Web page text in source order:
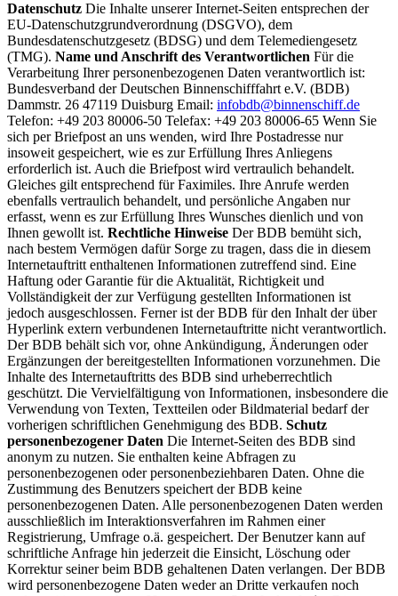
Datenschutz Die Inhalte unserer Internet-Seiten entsprechen der
EU-Datenschutzgrundverordnung (DSGVO), dem
Bundesdatenschutzgesetz (BDSG) und dem Telemediengesetz
(TMG). Name und Anschrift des Verantwortlichen Für die
Verarbeitung Ihrer personenbezogenen Daten verantwortlich ist:
Bundesverband der Deutschen Binnenschifffahrt e.V. (BDB)
Dammstr. 26 47119 Duisburg Email: infobdb@binnenschiff.de
Telefon: +49 203 80006-50 Telefax: +49 203 80006-65 Wenn Sie
sich per Briefpost an uns wenden, wird Ihre Postadresse nur
insoweit gespeichert, wie es zur Erfüllung Ihres Anliegens
erforderlich ist. Auch die Briefpost wird vertraulich behandelt.
Gleiches gilt entsprechend für Faximiles. Ihre Anrufe werden
ebenfalls vertraulich behandelt, und persönliche Angaben nur
erfasst, wenn es zur Erfüllung Ihres Wunsches dienlich und von
Ihnen gewollt ist. Rechtliche Hinweise Der BDB bemüht sich,
nach bestem Vermögen dafür Sorge zu tragen, dass die in diesem
Internetauftritt enthaltenen Informationen zutreffend sind. Eine
Haftung oder Garantie für die Aktualität, Richtigkeit und
Vollständigkeit der zur Verfügung gestellten Informationen ist
jedoch ausgeschlossen. Ferner ist der BDB für den Inhalt der über
Hyperlink extern verbundenen Internetauftritte nicht verantwortlich.
Der BDB behält sich vor, ohne Ankündigung, Änderungen oder
Ergänzungen der bereitgestellten Informationen vorzunehmen. Die
Inhalte des Internetauftritts des BDB sind urheberrechtlich
geschützt. Die Vervielfältigung von Informationen, insbesondere die
Verwendung von Texten, Textteilen oder Bildmaterial bedarf der
vorherigen schriftlichen Genehmigung des BDB. Schutz
personenbezogener Daten Die Internet-Seiten des BDB sind
anonym zu nutzen. Sie enthalten keine Abfragen zu
personenbezogenen oder personenbeziehbaren Daten. Ohne die
Zustimmung des Benutzers speichert der BDB keine
personenbezogenen Daten. Alle personenbezogenen Daten werden
ausschließlich im Interaktionsverfahren im Rahmen einer
Registrierung, Umfrage o.ä. gespeichert. Der Benutzer kann auf
schriftliche Anfrage hin jederzeit die Einsicht, Löschung oder
Korrektur seiner beim BDB gehaltenen Daten verlangen. Der BDB
wird personenbezogene Daten weder an Dritte verkaufen noch